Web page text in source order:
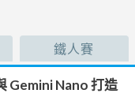
鐵人賽
Gemini Nano 打造